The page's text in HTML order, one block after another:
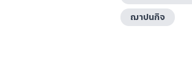
ฌาปนกิจ